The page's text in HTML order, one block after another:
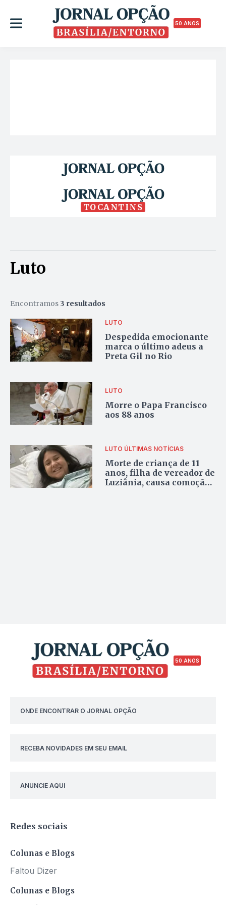
50 ANOS
TOCANTINS
Luto
Encontramos 3 resultados
LUTO
Despedida emocionante
marca o último adeus a
Preta Gil no Rio
LUTO
Morre o Papa Francisco
aos 88 anos
LUTO ÚLTIMAS NOTÍCIAS
Morte de criança de 11
anos, filha de vereador de
Luziânia, causa comoção
50 ANOS
ONDE ENCONTRAR O JORNAL OPÇÃO
RECEBA NOVIDADES EM SEU EMAIL
ANUNCIE AQUI
Redes sociais
Colunas e Blogs
Faltou Dizer
Colunas e Blogs